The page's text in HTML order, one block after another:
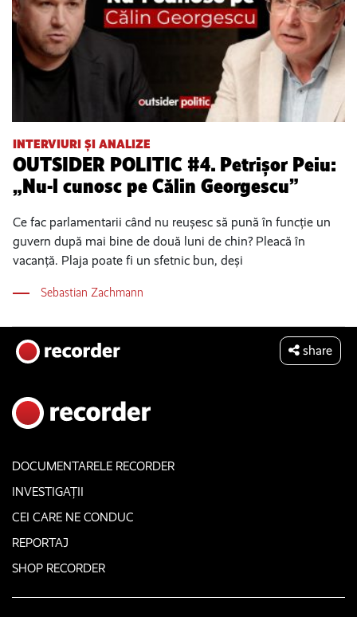
INTERVIURI ȘI ANALIZE
OUTSIDER POLITIC #4. Petrișor Peiu:
„Nu-l cunosc pe Călin Georgescu”
Ce fac parlamentarii când nu reușesc să pună în funcție un
guvern după mai bine de două luni de chin? Pleacă în
vacanță. Plaja poate fi un sfetnic bun, deși
Sebastian Zachmann
share
DOCUMENTARELE RECORDER
INVESTIGAȚII
CEI CARE NE CONDUC
REPORTAJ
SHOP RECORDER